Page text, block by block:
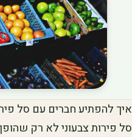
איך להפתיע חברים עם סל
סל פירות צבעוני לא רק